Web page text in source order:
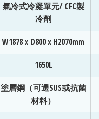
氣冷式冷凝單元/ CFC製
冷劑
W1878 x D800 x H2070mm
1650L
塗層鋼（可選SUS或抗菌
材料）